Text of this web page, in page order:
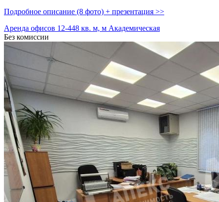
Подробное описание (8 фото) + презентация >>
Аренда офисов 12-448 кв. м, м Академическая
Без комиссии